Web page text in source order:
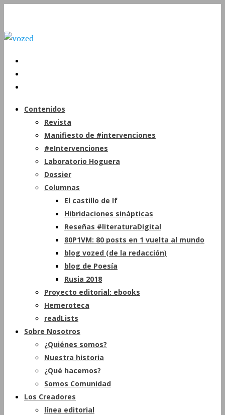
Contenidos
Revista
Manifiesto de #intervenciones
#eIntervenciones
Laboratorio Hoguera
Dossier
Columnas
El castillo de If
Hibridaciones sinápticas
Reseñas #literaturaDigital
80P1VM: 80 posts en 1 vuelta al mundo
blog vozed (de la redacción)
blog de Poesía
Rusia 2018
Proyecto editorial: ebooks
Hemeroteca
readLists
Sobre Nosotros
¿Quiénes somos?
Nuestra historia
¿Qué hacemos?
Somos Comunidad
Los Creadores
línea editorial